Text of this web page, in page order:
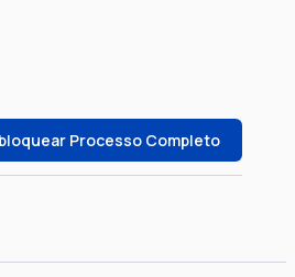
Processo Completo